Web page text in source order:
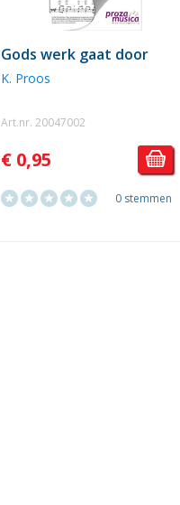
Gods werk gaat door
K. Proos
Art.nr. 20047002
€ 0,95
0 stemmen